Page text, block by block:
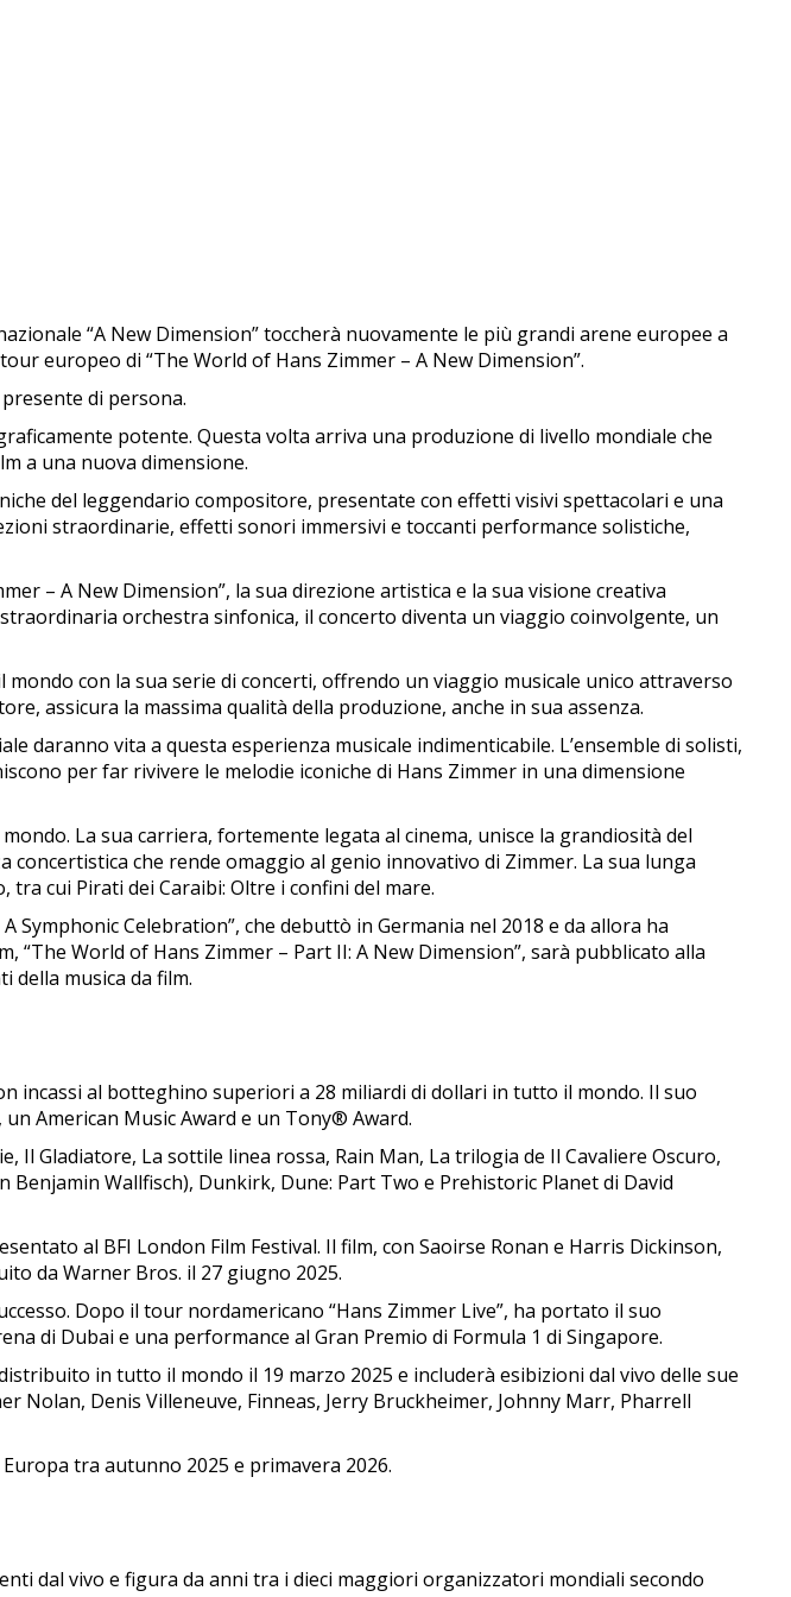
“A New Dimension” toccherà nuovamente le più grandi arene europee a
europeo di “The World of Hans Zimmer – A New Dimension”.
di persona.
potente. Questa volta arriva una produzione di livello mondiale che
a una nuova dimensione.
del leggendario compositore, presentate con effetti visivi spettacolari e una
straordinarie, effetti sonori immersivi e toccanti performance solistiche,
– A New Dimension”, la sua direzione artistica e la sua visione creativa
orchestra sinfonica, il concerto diventa un viaggio coinvolgente, un
con la sua serie di concerti, offrendo un viaggio musicale unico attraverso
assicura la massima qualità della produzione, anche in sua assenza.
daranno vita a questa esperienza musicale indimenticabile. L’ensemble di solisti,
per far rivivere le melodie iconiche di Hans Zimmer in una dimensione
La sua carriera, fortemente legata al cinema, unisce la grandiosità del
che rende omaggio al genio innovativo di Zimmer. La sua lunga
cui Pirati dei Caraibi: Oltre i confini del mare.
Symphonic Celebration”, che debuttò in Germania nel 2018 e da allora ha
World of Hans Zimmer – Part II: A New Dimension”, sarà pubblicato alla
della musica da film.
incassi al botteghino superiori a 28 miliardi di dollari in tutto il mondo. Il suo
American Music Award e un Tony® Award.
Gladiatore, La sottile linea rossa, Rain Man, La trilogia de Il Cavaliere Oscuro,
Benjamin Wallfisch), Dunkirk, Dune: Part Two e Prehistoric Planet di David
al BFI London Film Festival. Il film, con Saoirse Ronan e Harris Dickinson,
da Warner Bros. il 27 giugno 2025.
Dopo il tour nordamericano “Hans Zimmer Live”, ha portato il suo
di Dubai e una performance al Gran Premio di Formula 1 di Singapore.
in tutto il mondo il 19 marzo 2025 e includerà esibizioni dal vivo delle sue
Nolan, Denis Villeneuve, Finneas, Jerry Bruckheimer, Johnny Marr, Pharrell
tra autunno 2025 e primavera 2026.
dal vivo e figura da anni tra i dieci maggiori organizzatori mondiali secondo